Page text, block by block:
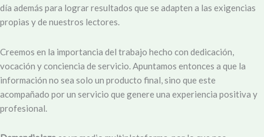
día además para lograr resultados que se adapten a las exigencias
propias y de nuestros lectores.
Creemos en la importancia del trabajo hecho con dedicación,
vocación y conciencia de servicio. Apuntamos entonces a que la
información no sea solo un producto final, sino que este
acompañado por un servicio que genere una experiencia positiva y
profesional.